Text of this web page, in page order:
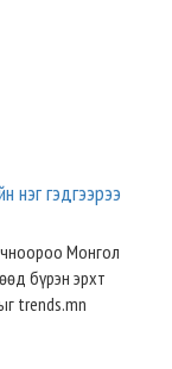
нэг гэдгээрээ
Монгол
бүрэн эрхт
trends.mn